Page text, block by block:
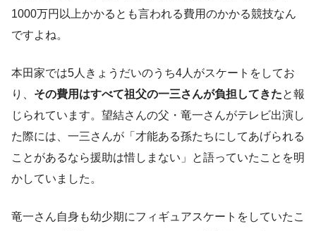
1000万円以上かかるとも言われる費用のかかる競技なん
ですよね。
本田家では5人きょうだいのうち4人がスケートをしてお
り、 その費用はすべて祖父の一三さんが負担してきたと報
じられています。望結さんの父・竜一さんがテレビ出演し
た際には、一三さんが「才能ある孫たちにしてあげられる
ことがあるなら援助は惜しまない」と語っていたことを明
かしていました。
竜一さん自身も幼少期にフィギュアスケートをしていたこ